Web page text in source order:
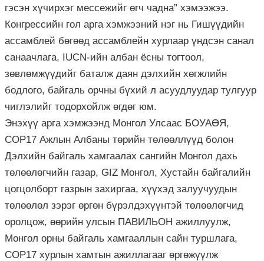
гэсэн хүчирхэг мессежийг өгч чадна” хэмээжээ.
Конгрессийн гол арга хэмжээний нэг нь Гишүүдийн
ассамблей бөгөөд ассамблейн хурлаар үндсэн санал
санаачлага, IUCN-ийн албан ёсны тогтоол,
зөвлөмжүүдийг баталж даян дэлхийн хөгжлийн
бодлого, байгаль орчны бүхий л асуудлуудар тулгуур
чиглэлийг тодорхойлж өгдөг юм.
Энэхүү арга хэмжээнд Монгол Улсаас БОУАӨЯ,
COP17 Ажлын Албаны төрийн төлөөллүүд болон
Дэлхийн байгаль хамгаалах сангийн Монгол дахь
төлөөлөгчийн газар, GIZ Монгол, Хустайн байгалийн
цогцолборт газрын захиргаа, хүүхэд залуучуудын
төлөөлөл зэрэг өргөн бүрэлдэхүүнтэй төлөөлөгчид
оролцож, өөрийн улсын ПАВИЛЬОН ажиллуулж,
Монгол орны байгаль хамгааллын сайн туршлага,
COP17 хурлын хамтын ажиллагааг өргөжүүлж